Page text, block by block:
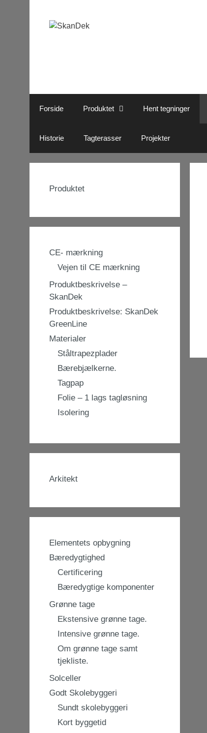
Forside Produktet Hent tegninger
Historie Tagterasser Projekter
Produktet
CE- mærkning
Vejen til CE mærkning
Produktbeskrivelse –
SkanDek
Produktbeskrivelse: SkanDek
GreenLine
Materialer
Ståltrapezplader
Bærebjælkerne.
Tagpap
Folie – 1 lags tagløsning
Isolering
Arkitekt
Elementets opbygning
Bæredygtighed
Certificering
Bæredygtige komponenter
Grønne tage
Ekstensive grønne tage.
Intensive grønne tage.
Om grønne tage samt
tjekliste.
Solceller
Godt Skolebyggeri
Sundt skolebyggeri
Kort byggetid